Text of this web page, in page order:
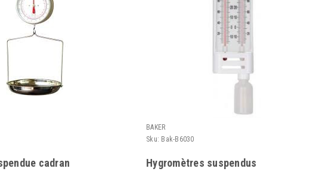
cadran
BAKER
Sku: Bak-B6030
Hygromètres suspendus